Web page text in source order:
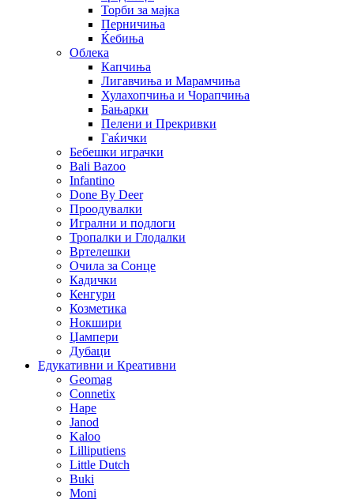
Торби за мајка
Перничиња
Ќебиња
Облека
Капчиња
Лигавчиња и Марамчиња
Хулахопчиња и Чорапчиња
Бањарки
Пелени и Прекривки
Гаќички
Бебешки играчки
Bali Bazoo
Infantino
Done By Deer
Проодувалки
Игрални и подлоги
Тропалки и Глодалки
Вртелешки
Очила за Сонце
Кадички
Кенгури
Козметика
Нокшири
Џампери
Дубаци
Едукативни и Креативни
Geomag
Connetix
Hape
Janod
Kaloo
Lilliputiens
Little Dutch
Buki
Moni